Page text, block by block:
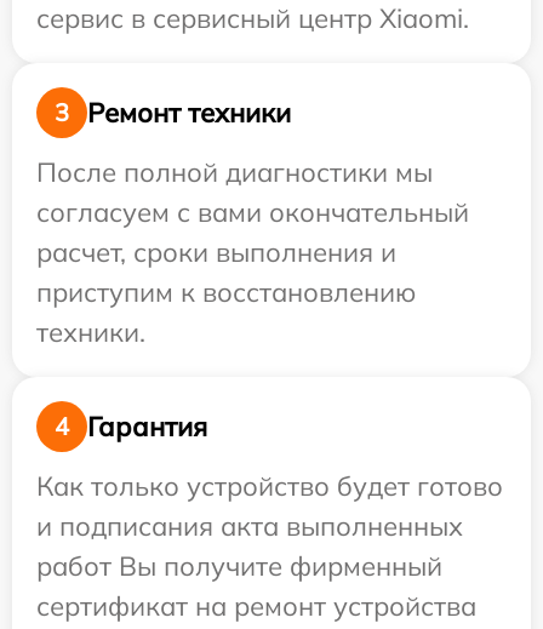
сервис в сервисный центр Xiaomi.
3
Ремонт техники
После полной диагностики мы
согласуем с вами окончательный
расчет, сроки выполнения и
приступим к восстановлению
техники.
4
Гарантия
Как только устройство будет готово
и подписания акта выполненных
работ Вы получите фирменный
сертификат на ремонт устройства